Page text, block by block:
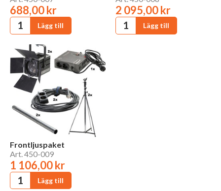
688,00 kr 2 095,00 kr
Frontljuspaket
Art. 450-009
1 106,00 kr